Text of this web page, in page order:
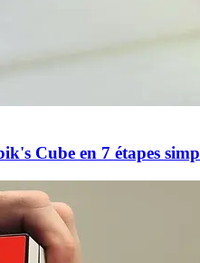
Cube en 7 étapes